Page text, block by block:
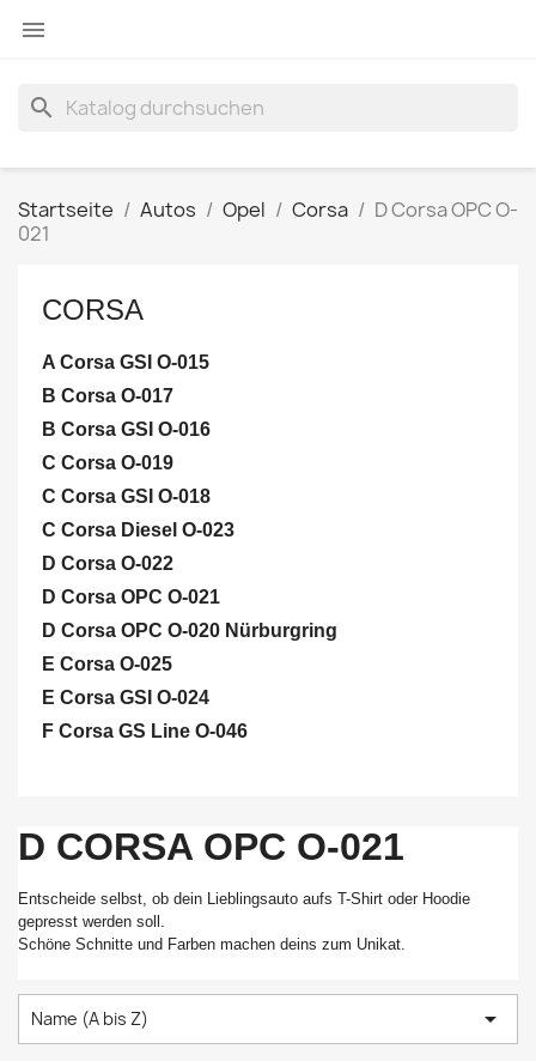

search
Startseite Autos Opel Corsa
D Corsa OPC O-
021
CORSA
A Corsa GSI O-015
B Corsa O-017
B Corsa GSI O-016
C Corsa O-019
C Corsa GSI O-018
C Corsa Diesel O-023
D Corsa O-022
D Corsa OPC O-021
D Corsa OPC O-020 Nürburgring
E Corsa O-025
E Corsa GSI O-024
F Corsa GS Line O-046
D CORSA OPC O-021
Entscheide selbst, ob dein Lieblingsauto aufs T-Shirt oder Hoodie
gepresst werden soll.
Schöne Schnitte und Farben machen deins zum Unikat.
Name (A bis Z) 